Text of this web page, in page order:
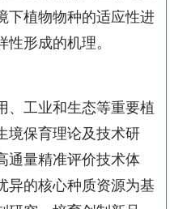
下植物物种的适应性进
形成的机理。
工业和生态等重要植
境保育理论及技术研
通量精准评价技术体
异的核心种质资源为基